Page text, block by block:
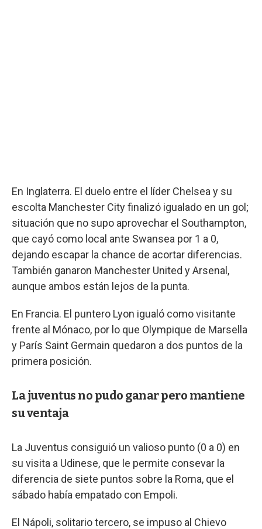
En Inglaterra. El duelo entre el líder Chelsea y su
escolta Manchester City finalizó igualado en un gol;
situación que no supo aprovechar el Southampton,
que cayó como local ante Swansea por 1 a 0,
dejando escapar la chance de acortar diferencias.
También ganaron Manchester United y Arsenal,
aunque ambos están lejos de la punta.
En Francia. El puntero Lyon igualó como visitante
frente al Mónaco, por lo que Olympique de Marsella
y París Saint Germain quedaron a dos puntos de la
primera posición.
La juventus no pudo ganar pero mantiene
su ventaja
La Juventus consiguió un valioso punto (0 a 0) en
su visita a Udinese, que le permite consevar la
diferencia de siete puntos sobre la Roma, que el
sábado había empatado con Empoli.
El Nápoli, solitario tercero, se impuso al Chievo